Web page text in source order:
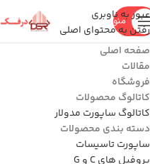
عبور به ناوبری
رفتن به محتوای اصلی
منو
صفحه اصلی
مقالات
فروشگاه
کاتالوگ محصولات
کاتالوگ ساپورت مدولار
دسته بندی محصولات
ساپورت تاسیسات
پروفیل های C و G